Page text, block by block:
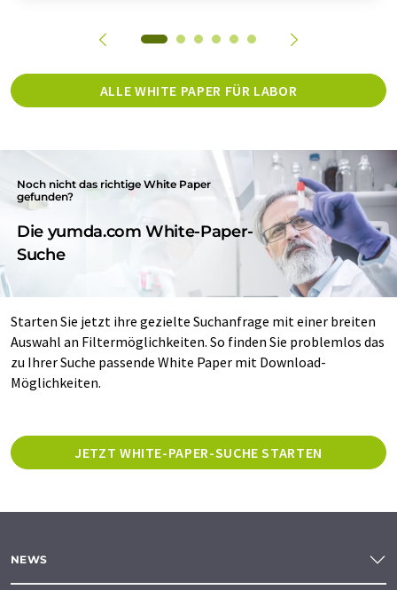
ALLE WHITE PAPER FÜR LABOR
Noch nicht das richtige White Paper
gefunden?
Die yumda.com White-Paper-
Suche
Starten Sie jetzt ihre gezielte Suchanfrage mit einer breiten
Auswahl an Filtermöglichkeiten. So finden Sie problemlos das
zu Ihrer Suche passende White Paper mit Download-
Möglichkeiten.
JETZT WHITE-PAPER-SUCHE STARTEN
NEWS